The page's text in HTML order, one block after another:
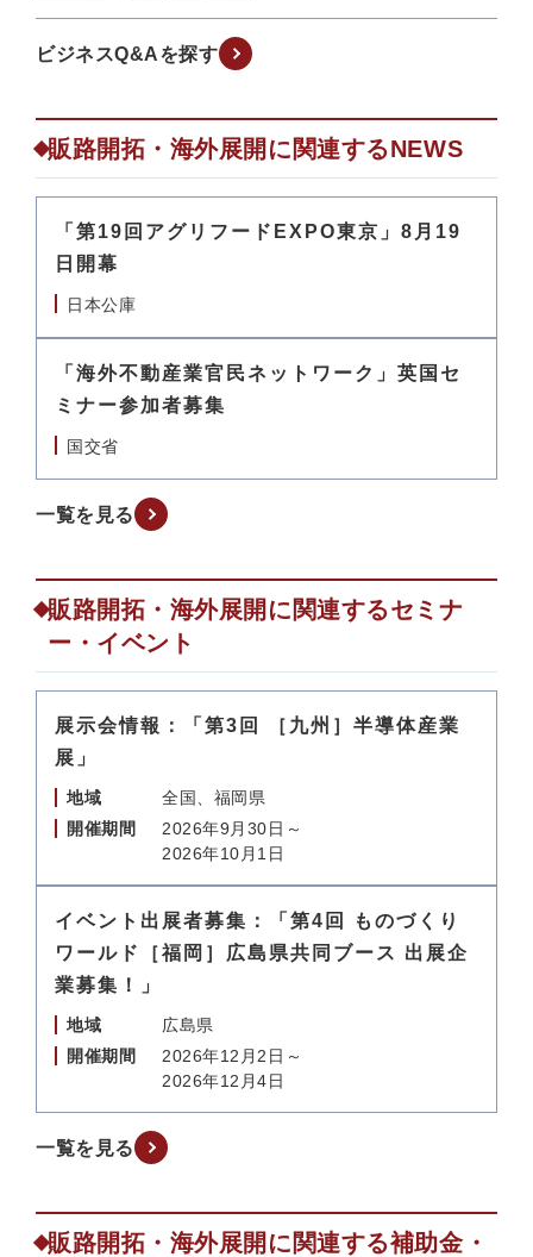
ビジネスQ&Aを探す
販路開拓・海外展開に関連するNEWS
「第19回アグリフードEXPO東京」8月19
日開幕
日本公庫
「海外不動産業官民ネットワーク」英国セ
ミナー参加者募集
国交省
一覧を見る
販路開拓・海外展開に関連するセミナ
ー・イベント
展示会情報：「第3回 ［九州］半導体産業
展」
地域
全国、福岡県
開催期間
2026年9月30日～
2026年10月1日
イベント出展者募集：「第4回 ものづくり
ワールド［福岡］広島県共同ブース 出展企
業募集！」
地域
広島県
開催期間
2026年12月2日～
2026年12月4日
一覧を見る
販路開拓・海外展開に関連する補助金・